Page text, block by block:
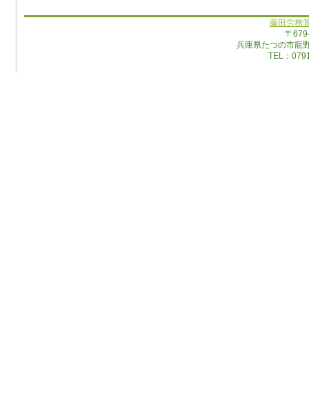
藤田労務
〒
兵庫県たつの市龍
TEL：